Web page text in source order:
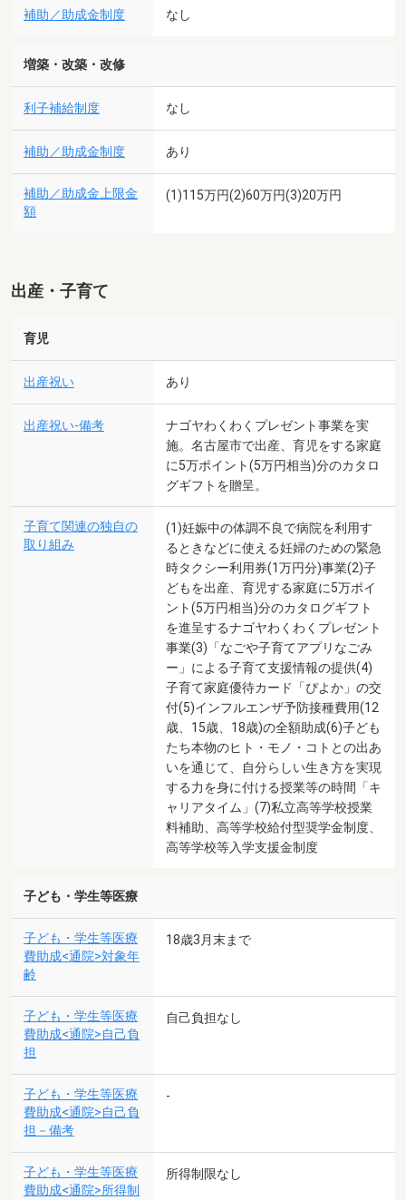
補助／助成金制度 なし
増築・改築・改修
利子補給制度 なし
補助／助成金制度 あり
補助／助成金上限金
額
(1)115万円(2)60万円(3)20万円
出産・子育て
育児
出産祝い あり
出産祝い-備考
ナゴヤわくわくプレゼント事業を実
施。名古屋市で出産、育児をする家庭
に5万ポイント(5万円相当)分のカタロ
グギフトを贈呈。
子育て関連の独自の
取り組み
(1)妊娠中の体調不良で病院を利用す
るときなどに使える妊婦のための緊急
時タクシー利用券(1万円分)事業(2)子
どもを出産、育児する家庭に5万ポイ
ント(5万円相当)分のカタログギフト
を進呈するナゴヤわくわくプレゼント
事業(3)「なごや子育てアプリなごみ
ー」による子育て支援情報の提供(4)
子育て家庭優待カード「ぴよか」の交
付(5)インフルエンザ予防接種費用(12
歳、15歳、18歳)の全額助成(6)子ども
たち本物のヒト・モノ・コトとの出あ
いを通じて、自分らしい生き方を実現
する力を身に付ける授業等の時間「キ
ャリアタイム」(7)私立高等学校授業
料補助、高等学校給付型奨学金制度、
高等学校等入学支援金制度
子ども・学生等医療
子ども・学生等医療
費助成<通院>対象年
齢
18歳3月末まで
子ども・学生等医療
費助成<通院>自己負
担
自己負担なし
子ども・学生等医療
費助成<通院>自己負
担－備考
-
子ども・学生等医療
費助成<通院>所得制
所得制限なし